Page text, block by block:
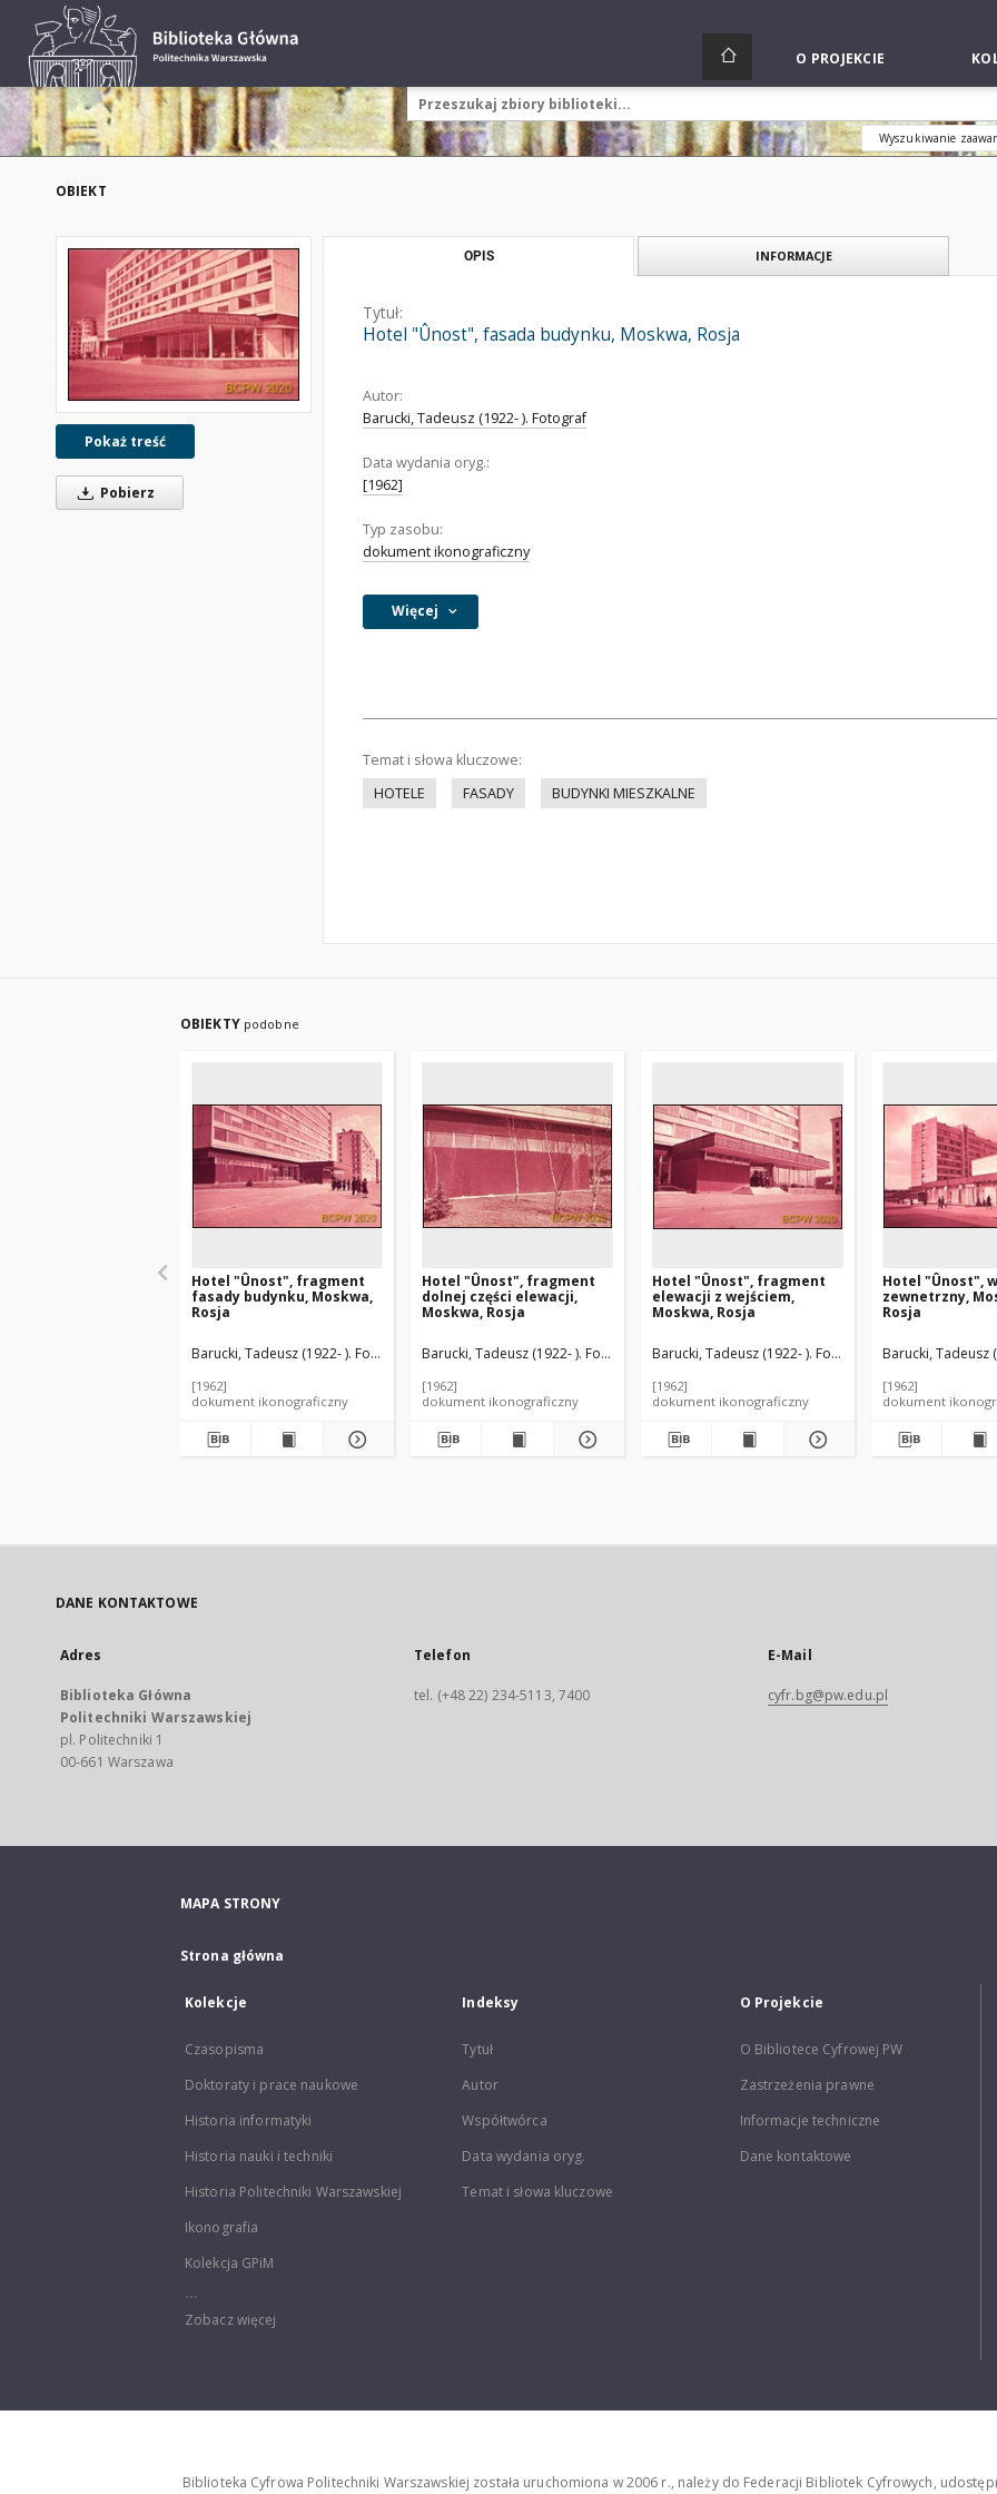
O PROJEKCIE
Wyszukiwanie
OBIEKT
Pokaż treść
Pobierz
OPIS INFORMACJE
Tytuł:
Hotel "Ûnost", fasada budynku, Moskwa, Rosja
Autor:
Barucki, Tadeusz (1922- ). Fotograf
Data wydania oryg.:
[1962]
Typ zasobu:
dokument ikonograficzny
Więcej
Temat i słowa kluczowe:
HOTELE
FASADY BUDYNKI MIESZKALNE
OBIEKTY podobne
Hotel "Ûnost", fragment
fasady budynku, Moskwa,
Rosja
Barucki, Tadeusz (1922- ). Fotograf Arndt, Ûrij Vladimirovič (1924- ). Architekt Bauševa, T. F. Architekt Burovin, V. K. Architekt
[1962]
dokument ikonograficzny
Hotel "Ûnost", fragment
dolnej części elewacji,
Moskwa, Rosja
Barucki, Tadeusz (1922- ). Fotograf Arndt, Ûrij Vladimirovič (1924- ). Architekt Bauševa, T.
[1962]
dokument ikonograficzny
Hotel "Ûnost", fragment
elewacji z wejściem,
Moskwa, Rosja
Barucki, Tadeusz (1922- ). Fotograf Arndt, Ûrij
[1962]
dokument ikonograficzny
Hotel "Ûnost",
zewnetrzny,
Rosja
Barucki, Tadeusz
[1962]
dokument
DANE KONTAKTOWE
Adres
Biblioteka Główna
Politechniki Warszawskiej
pl. Politechniki 1
00-661 Warszawa
Telefon
tel. (+48 22) 234-5113, 7400
E-Mail
cyfr.bg@pw.edu.pl
MAPA STRONY
Strona główna
Kolekcje
Czasopisma
Doktoraty i prace naukowe
Historia informatyki
Historia nauki i techniki
Historia Politechniki Warszawskiej
Ikonografia
Kolekcja GPiM
...
Zobacz więcej
Indeksy
Tytuł
Autor
Współtwórca
Data wydania oryg.
Temat i słowa kluczowe
O Projekcie
O Bibliotece Cyfrowej PW
Zastrzeżenia prawne
Informacje techniczne
Dane kontaktowe
Biblioteka Cyfrowa Politechniki Warszawskiej została uruchomiona w 2006 r., należy do Federacji Bibliotek Cyfrowych,